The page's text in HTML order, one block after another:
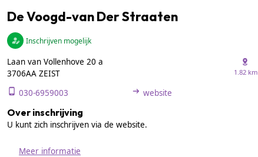
De Voogd-van Der Straaten
Inschrijven mogelijk
Laan van Vollenhove 20 a
3706AA ZEIST
1.82 km
030-6959003 website
Over inschrijving
U kunt zich inschrijven via de website.
Meer informatie